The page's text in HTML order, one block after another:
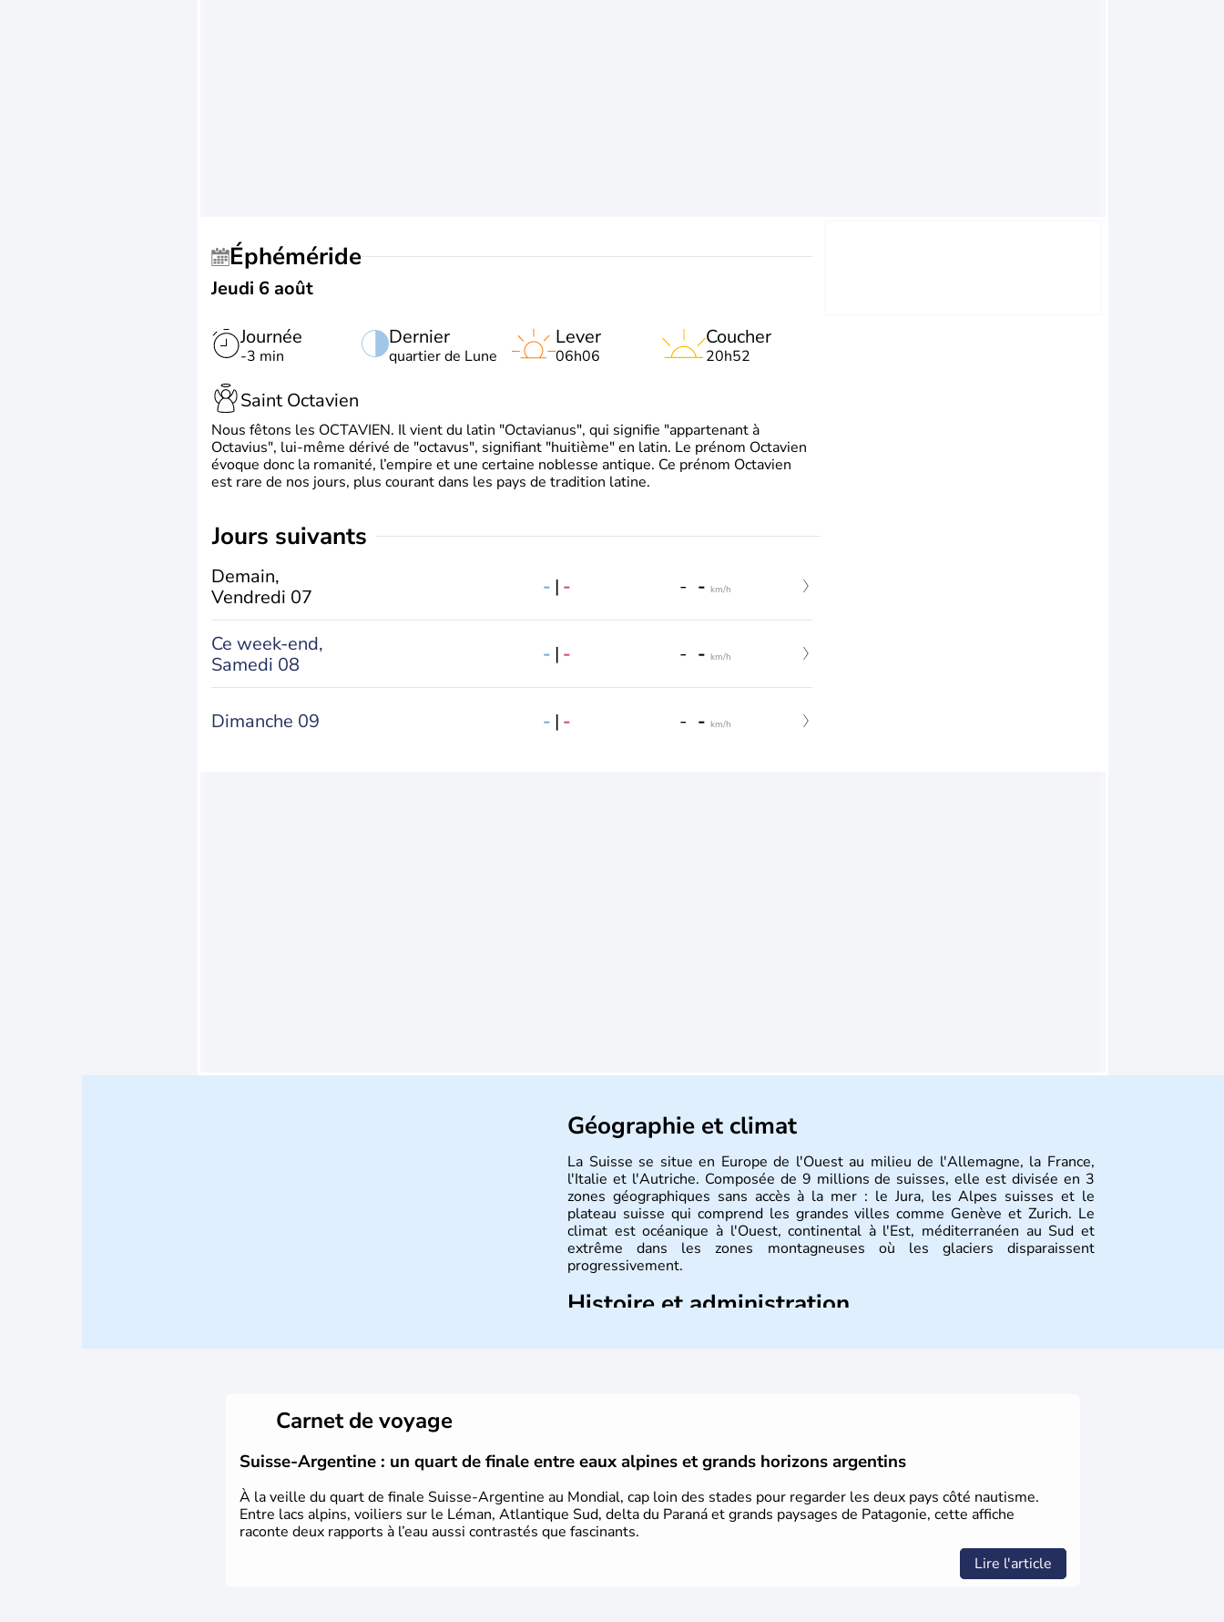
Éphéméride
Jeudi 6 août
Journée
-3 min
Dernier
quartier de Lune
Lever
06h06
Coucher
20h52
Saint Octavien
Nous fêtons les OCTAVIEN. Il vient du latin "Octavianus", qui signifie "appartenant à
Octavius", lui-même dérivé de "octavus", signifiant "huitième" en latin. Le prénom Octavien
évoque donc la romanité, l’empire et une certaine noblesse antique. Ce prénom Octavien
est rare de nos jours, plus courant dans les pays de tradition latine.
jours suivants
Demain,
Vendredi 07
- | - - - km/h
Ce week-end,
Samedi 08
- | - - - km/h
Dimanche 09 - | - - - km/h
Géographie et climat
La Suisse se situe en Europe de l'Ouest au milieu de l'Allemagne, la France,
l'Italie et l'Autriche. Composée de 9 millions de suisses, elle est divisée en 3
zones géographiques sans accès à la mer : le Jura, les Alpes suisses et le
plateau suisse qui comprend les grandes villes comme Genève et Zurich. Le
climat est océanique à l'Ouest, continental à l'Est, méditerranéen au Sud et
extrême dans les zones montagneuses où les glaciers disparaissent
progressivement.
Histoire et administration
Carnet de voyage
Suisse-Argentine : un quart de finale entre eaux alpines et grands horizons argentins
À la veille du quart de finale Suisse-Argentine au Mondial, cap loin des stades pour regarder les deux pays côté nautisme.
Entre lacs alpins, voiliers sur le Léman, Atlantique Sud, delta du Paraná et grands paysages de Patagonie, cette affiche
raconte deux rapports à l’eau aussi contrastés que fascinants.
Lire l'article